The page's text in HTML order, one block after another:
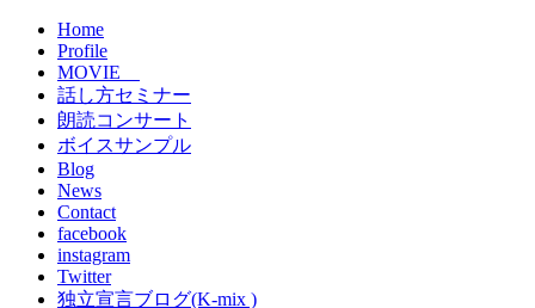
Home
Profile
MOVIE
話し方セミナー
朗読コンサート
ボイスサンプル
Blog
News
Contact
facebook
instagram
Twitter
独立宣言ブログ(K-mix )